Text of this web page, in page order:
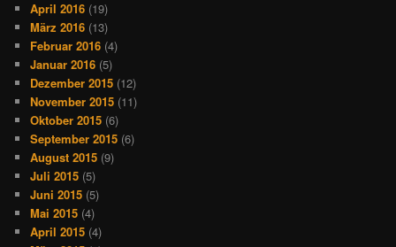
April 2016 (19)
März 2016 (13)
Februar 2016 (4)
Januar 2016 (5)
Dezember 2015 (12)
November 2015 (11)
Oktober 2015 (6)
September 2015 (6)
August 2015 (9)
Juli 2015 (5)
Juni 2015 (5)
Mai 2015 (4)
April 2015 (4)